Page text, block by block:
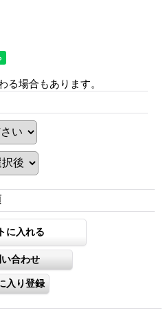
る場合もあります。